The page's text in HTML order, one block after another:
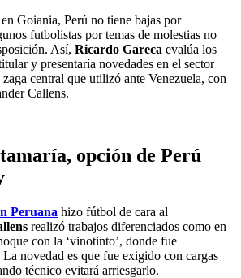
Goiania, Perú no tiene bajas por
futbolistas por temas de molestias no
Así, Ricardo Gareca evalúa los
y presentaría novedades en el sector
central que utilizó ante Venezuela, con
Callens.
opción de Perú
Peruana hizo fútbol de cara al
realizó trabajos diferenciados como en
con la ‘vinotinto’, donde fue
novedad es que fue exigido con cargas
técnico evitará arriesgarlo.